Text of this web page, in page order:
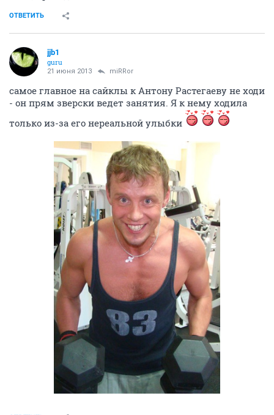
ОТВЕТИТЬ
jjb1
guru
21 июня 2013 miRRor
самое главное на сайклы к Антону Растегаеву не ходи
- он прям зверски ведет занятия. Я к нему ходила
только из-за его нереальной улыбки